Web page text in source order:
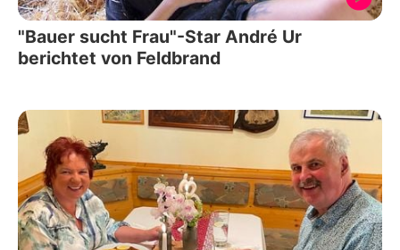
"Bauer sucht Frau"-Star André Ur
berichtet von Feldbrand